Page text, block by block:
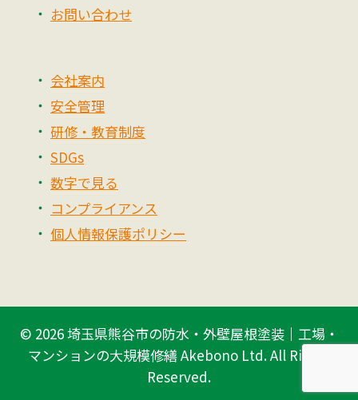
お問い合わせ
会社案内
安全管理
研修・教育制度
SDGs
数字で見る
コンプライアンス
個人情報保護ポリシー
© 2026埼玉県熊谷市の防水・外壁屋根塗装｜工場・
マンションの大規模修繕 Akebono Ltd.All Rights
Reserved.